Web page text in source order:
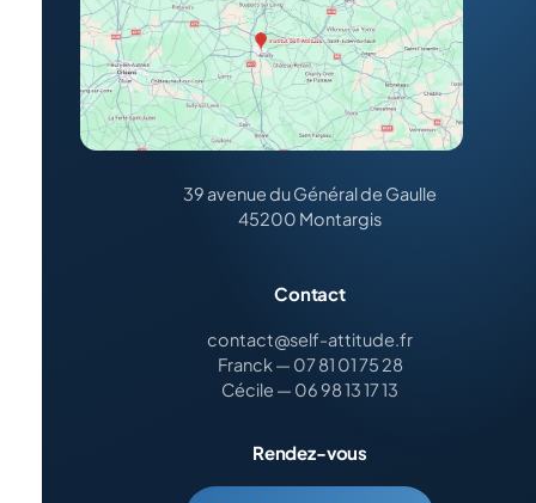
39 avenue du Général de Gaulle
45200 Montargis
Contact
contact@self-attitude.fr
Franck — 07 81 01 75 28
Cécile — 06 98 13 17 13
Rendez-vous